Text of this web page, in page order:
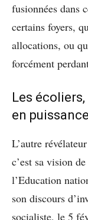
fusionnées dans
certains foyers,
allocations, ou
forcément
Les
en puissance
L’autre
c’est sa vision
l’Education
son discours
socialiste, le 5